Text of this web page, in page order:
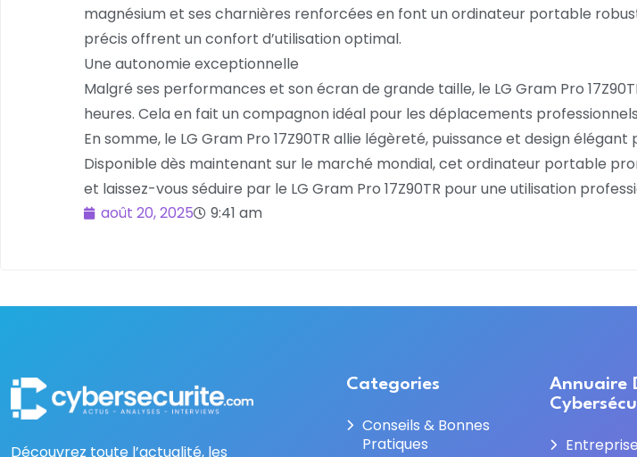
magnésium et ses charnières renforcées en font un ordinateur portable
précis offrent un confort d’utilisation optimal.
Une autonomie exceptionnelle
Malgré ses performances et son écran de grande taille, le LG Gram Pro
heures. Cela en fait un compagnon idéal pour les déplacements
En somme, le LG Gram Pro 17Z90TR allie légèreté, puissance et design
Disponible dès maintenant sur le marché mondial, cet ordinateur portable
et laissez-vous séduire par le LG Gram Pro 17Z90TR pour une utilisation
août 20, 2025
9:41 am
Découvrez toute l’actualité, les
Categories
Conseils & Bonnes
Pratiques
Annuaire